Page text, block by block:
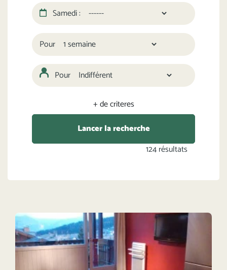
Samedi :
Pour
Pour
+ de criteres
Lancer la recherche
124résultats